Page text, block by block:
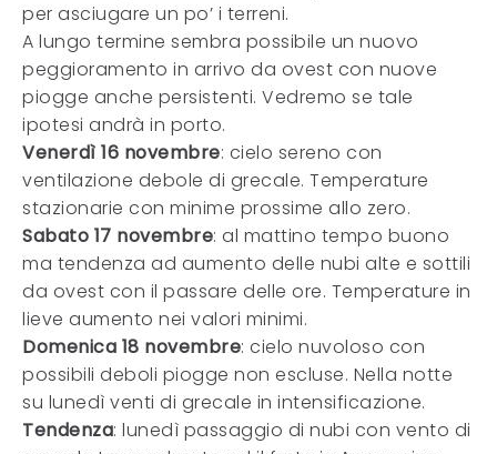
per asciugare un po’ i terreni.
A lungo termine sembra possibile un nuovo
peggioramento in arrivo da ovest con nuove
piogge anche persistenti. Vedremo se tale
ipotesi andrà in porto.
Venerdì 16 novembre: cielo sereno con
ventilazione debole di grecale. Temperature
stazionarie con minime prossime allo zero.
Sabato 17 novembre: al mattino tempo buono
ma tendenza ad aumento delle nubi alte e sottili
da ovest con il passare delle ore. Temperature in
lieve aumento nei valori minimi.
Domenica 18 novembre: cielo nuvoloso con
possibili deboli piogge non escluse. Nella notte
su lunedì venti di grecale in intensificazione.
Tendenza: lunedì passaggio di nubi con vento di